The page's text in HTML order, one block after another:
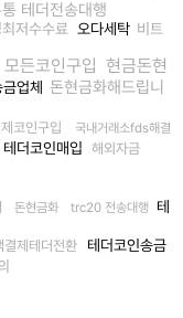
테더전송대행
저수수료 오다세탁 비트
모든코인구입 현금돈현
업체 돈현금화해드립니
코인구입
국내거래소fds해결
테더코인매입 해외자금
돈현금화 trc20 전송대행
테
결제테더전환 테더코인송금